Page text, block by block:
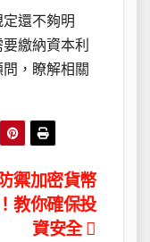
還不夠明
繳納資本利
，瞭解相關
禦加密貨幣
教你確保投
資安全